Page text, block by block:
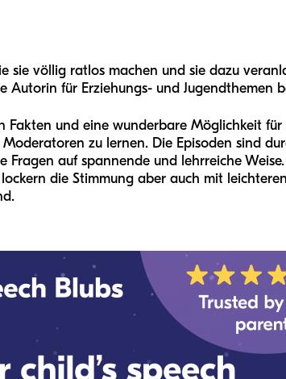
sie völlig ratlos machen und sie dazu
Autorin für Erziehungs- und Jugendthemen
Fakten und eine wunderbare Möglichkeit
zu lernen. Die Episoden sind
Fragen auf spannende und lehrreiche
die Stimmung aber auch mit